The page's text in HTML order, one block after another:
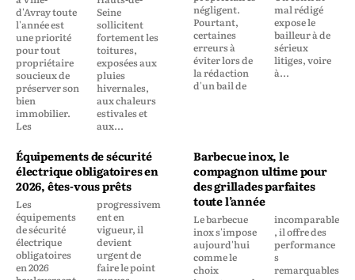
d'Avray toute
l'année est
une priorité
pour tout
propriétaire
soucieux de
préserver son
bien
immobilier.
Les
Seine
sollicitent
fortement les
toitures,
exposées aux
pluies
hivernales,
aux chaleurs
estivales et
aux...
négligent.
Pourtant,
certaines
erreurs à
éviter lors de
la rédaction
d'un bail de
mal rédigé
expose le
bailleur à de
sérieux
litiges, voire
à...
Équipements de sécurité
électrique obligatoires en
2026, êtes-vous prêts
Les
équipements
de sécurité
électrique
obligatoires
en 2026
progressivem
ent en
vigueur, il
devient
urgent de
faire le point
Barbecue inox, le
compagnon ultime pour
des grillades parfaites
toute l’année
Le barbecue
inox s'impose
aujourd'hui
comme le
choix
incomparable
, il offre des
performance
s
remarquables